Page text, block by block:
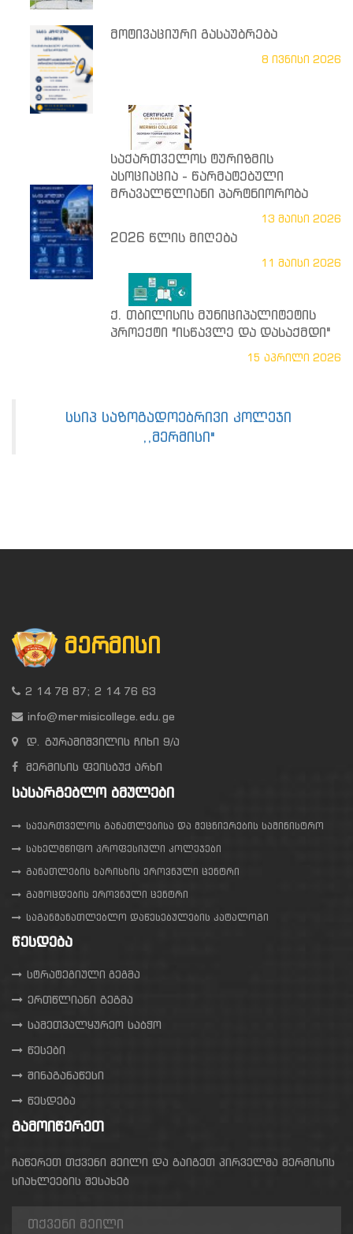
მოტივაციური გასაუბრება
8 ივნისი 2026
საქართველოს ტურიზმის
ასოციაცია - წარმატებული
მრავალწლიანი პარტნიორობა
13 მაისი 2026
2026 წლის მიღება
11 მაისი 2026
ქ. თბილისის მუნიციპალიტეტის
პროექტი "ისწავლე და დასაქმდი"
15 აპრილი 2026
სსიპ საზოგადოებრივი კოლეჯი
,,მერმისი"
ᲛᲔᲠᲛᲘᲡᲘ
2 14 78 87; 2 14 76 63
info@mermisicollege.edu.ge
დ. გურამიშვილის ჩიხი 9/ა
მერმისის ფეისბუქ არხი
ᲡᲐᲡᲐᲠᲒᲔᲑᲚᲝ ᲑᲛᲣᲚᲔᲑᲘ
საქართველოს განათლებისა და მეცნიერების სამინისტრო
სახელმწიფო პროფესიული კოლეჯები
განათლების ხარისხის ეროვნული ცენტრი
გამოცდების ეროვნული ცენტრი
საგანმანათლებლო დაწესებულების კატალოგი
ᲬᲔᲡᲓᲔᲑᲐ
სტრატეგიული გეგმა
ერთწლიანი გეგმა
სამეთვალყურეო საბჭო
წესები
შინაგანაწესი
წესდება
ᲒᲐᲛᲝᲘᲬᲔᲠᲔᲗ
ჩაწერეთ თქვენი მეილი და გაიგეთ პირველმა მერმისის
სიახლეების შესახებ